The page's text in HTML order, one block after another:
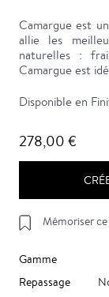
Camargue est
allie les
naturelles :
Camargue est
Disponible en
278,00 €
Mémoriser
Gamme
Repassage